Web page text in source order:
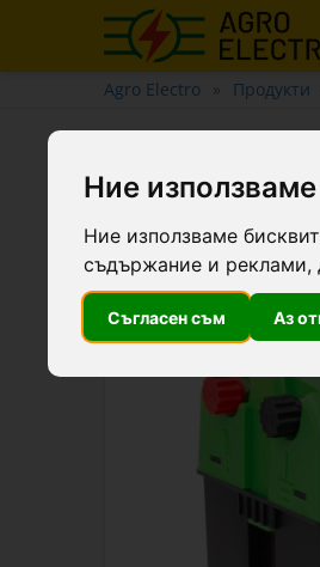
Ние
Ние използваме
съдържание и реклами,
Съгласен съм Аз
Agro Electro Продукти